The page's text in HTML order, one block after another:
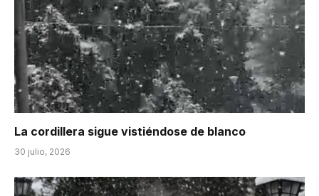
La cordillera sigue vistiéndose de blanco
30 julio, 2026